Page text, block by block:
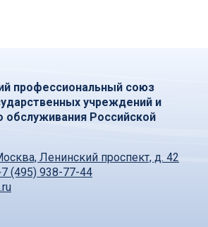
профессиональный союз
учреждений и
обслуживания Российской
Ленинский проспект, д. 42
(495) 938-77-44